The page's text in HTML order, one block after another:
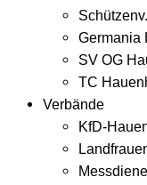
Germania
SV OG
TC
Verbände
KfD-